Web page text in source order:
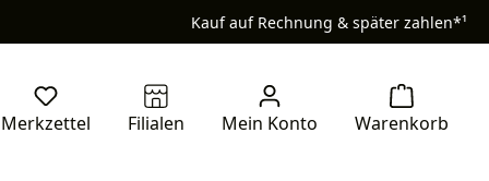
Kauf auf Rechnung & später zahlen*¹